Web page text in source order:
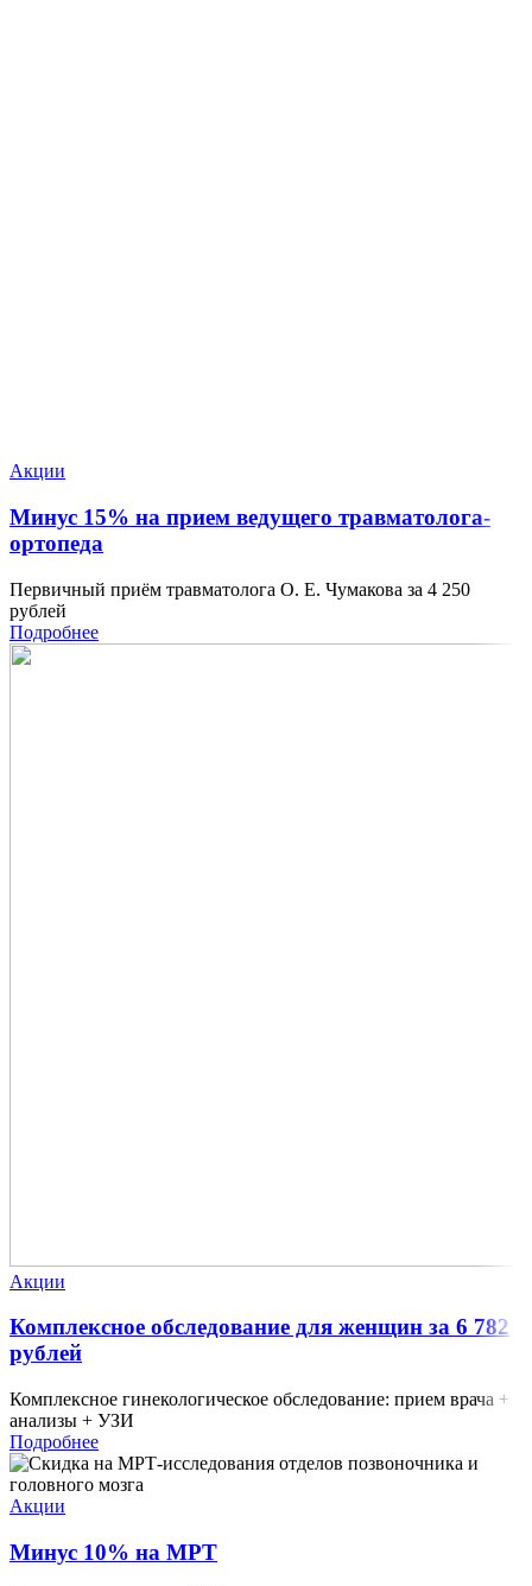
Акции
Минус 15% на прием ведущего травматолога-
ортопеда
Первичный приём травматолога О. Е. Чумакова за 4 250
рублей
Подробнее
Акции
Комплексное обследование для женщин за 6 782
рублей
Комплексное гинекологическое обследование: прием врача +
анализы + УЗИ
Подробнее
Акции
Минус 10% на МРТ